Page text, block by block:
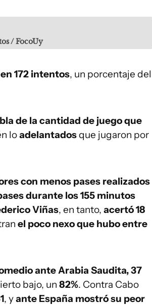
/ FocoUy
172 intentos, un porcentaje del
de la cantidad de juego que
loadelantadosque jugaron por
con menos pases realizados
durante los 155 minutos
Viñas, en tanto, acertó 18
el poco nexo que hubo entre
ante Arabia Saudita, 37
bajo, un 82%. Contra Cabo
, yante España mostró su peor